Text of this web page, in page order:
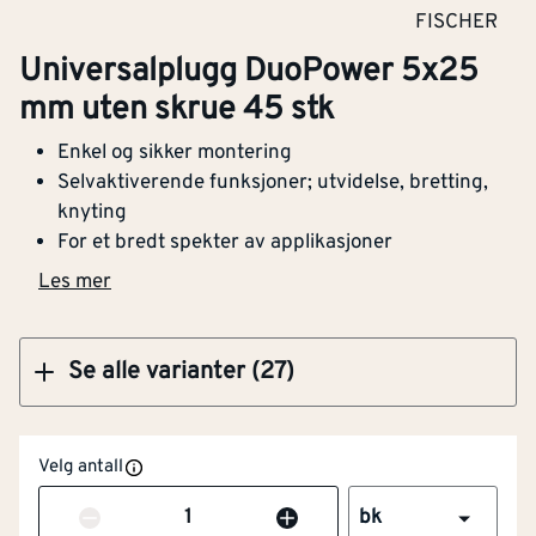
FISCHER
Universalplugg DuoPower 5x25
mm uten skrue 45 stk
Enkel og sikker montering
Selvaktiverende funksjoner; utvidelse, bretting,
knyting
For et bredt spekter av applikasjoner
Les mer
Se alle varianter (27)
Universalplugg DuoPower 12 x 60 mm uten
skrue 25 stk
Klikk og hent
Velg antall
Antall bk
Lengde (mm) [mm] 25
Egnet for betong
Diameter på
borehull